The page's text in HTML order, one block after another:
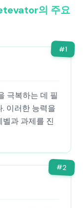
의 주요
#1
극복하는 데 필
이러한 능력을
과 과제를 진
#2